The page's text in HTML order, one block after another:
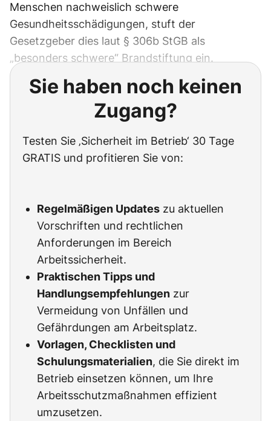
Menschen nachweislich schwere
Gesundheitsschädigungen, stuft der
Gesetzgeber dies laut § 306b StGB als
„besonders schwere“ Brandstiftung ein.
Sie haben noch keinen
Zugang?
Testen Sie ‚Sicherheit im Betrieb‘ 30 Tage
GRATIS und profitieren Sie von:
Regelmäßigen Updates zu aktuellen
Vorschriften und rechtlichen
Anforderungen im Bereich
Arbeitssicherheit.
Praktischen Tipps und
Handlungsempfehlungen zur
Vermeidung von Unfällen und
Gefährdungen am Arbeitsplatz.
Vorlagen, Checklisten und
Schulungsmaterialien, die Sie direkt im
Betrieb einsetzen können, um Ihre
Arbeitsschutzmaßnahmen effizient
umzusetzen.